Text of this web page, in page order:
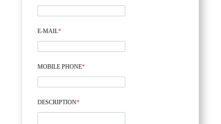
E-MAIL*
MOBILE PHONE*
DESCRIPTION*